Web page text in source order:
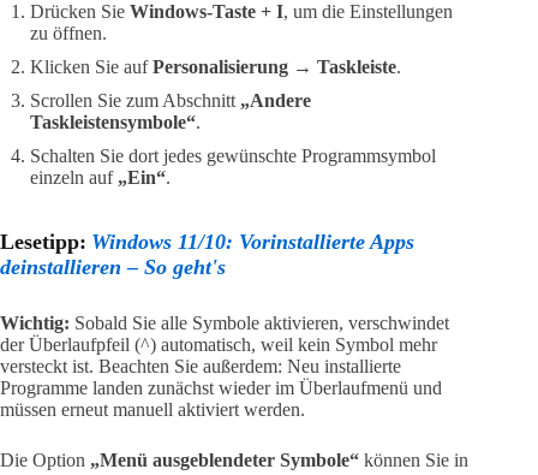
Drücken Sie Windows-Taste + I, um die Einstellungen
zu öffnen.
Klicken Sie aufPersonalisierung → Taskleiste.
Scrollen Sie zum Abschnitt „Andere
Taskleistensymbole“.
Schalten Sie dort jedes gewünschte Programmsymbol
einzeln auf „Ein“.
Lesetipp: Windows 11/10: Vorinstallierte Apps
deinstallieren – So geht's
Wichtig: Sobald Sie alle Symbole aktivieren, verschwindet
der Überlaufpfeil (^) automatisch, weil kein Symbol mehr
versteckt ist. Beachten Sie außerdem: Neu installierte
Programme landen zunächst wieder im Überlaufmenü und
müssen erneut manuell aktiviert werden.
Die Option „Menü ausgeblendeter Symbole“ können Sie in